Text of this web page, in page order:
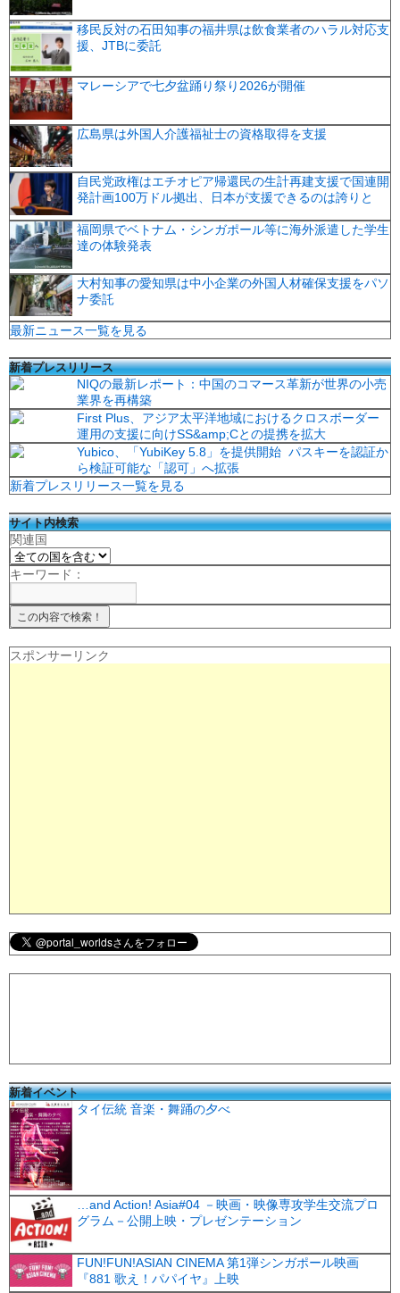
移民反対の石田知事の福井県は飲食業者のハラル対応支
援、JTBに委託
マレーシアで七夕盆踊り祭り2026が開催
広島県は外国人介護福祉士の資格取得を支援
自民党政権はエチオピア帰還民の生計再建支援で国連開
発計画100万ドル拠出、日本が支援できるのは誇りと
福岡県でベトナム・シンガポール等に海外派遣した学生
達の体験発表
大村知事の愛知県は中小企業の外国人材確保支援をパソ
ナ委託
最新ニュース一覧を見る
新着プレスリリース
NIQの最新レポート：中国のコマース革新が世界の小売
業界を再構築
First Plus、アジア太平洋地域におけるクロスボーダー
運用の支援に向けSS&amp;Cとの提携を拡大
Yubico、「YubiKey 5.8」を提供開始 パスキーを認証か
ら検証可能な「認可」へ拡張
新着プレスリリース一覧を見る
サイト内検索
関連国
キーワード：
スポンサーリンク
新着イベント
タイ伝統 音楽・舞踊の夕べ
…and Action! Asia#04 －映画・映像専攻学生交流プロ
グラム－公開上映・プレゼンテーション
FUN!FUN!ASIAN CINEMA 第1弾シンガポール映画
『881 歌え！パパイヤ』上映